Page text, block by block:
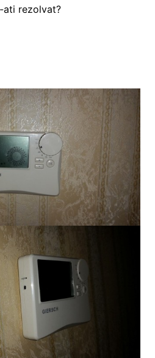
ati rezolvat?